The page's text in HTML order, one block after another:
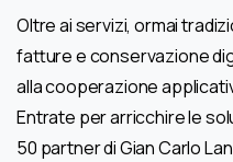
Oltre ai servizi, ormai
fatture e conservazione
alla cooperazione
Entrate per arricchire le
50 partner di Gian Carlo